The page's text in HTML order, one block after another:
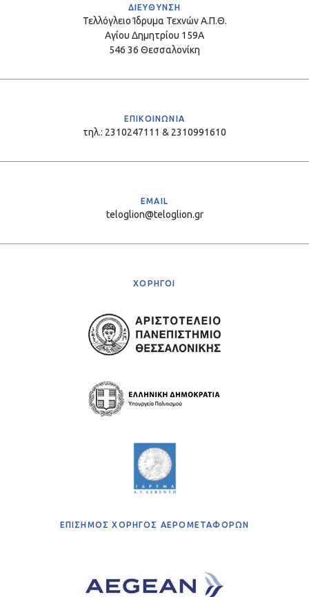
ΔΙΕΥΘΥΝΣΗ
Τελλόγλειο Ίδρυμα Τεχνών Α.Π.Θ.
Αγίου Δημητρίου 159Α
546 36 Θεσσαλονίκη
ΕΠΙΚΟΙΝΩΝΙΑ
τηλ.: 2310247111 & 2310991610
EMAIL
teloglion@teloglion.gr
ΧΟΡΗΓΟΙ
ΕΠΙΣΗΜΟΣ ΧΟΡΗΓΟΣ ΑΕΡΟΜΕΤΑΦΟΡΩΝ